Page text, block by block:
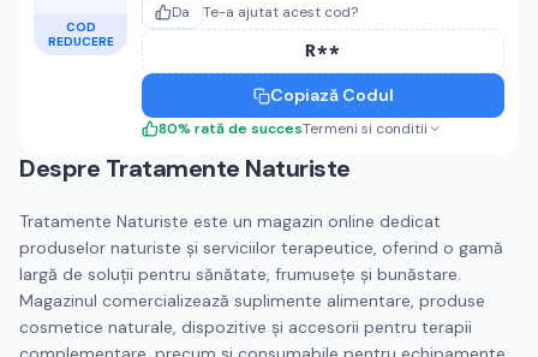
COD
REDUCERE
Da Te-a ajutat acest cod?
R**
Copiază Codul
80% rată de succesTermeni si conditii
Despre Tratamente Naturiste
Tratamente Naturiste este un magazin online dedicat
produselor naturiste și serviciilor terapeutice, oferind o gamă
largă de soluții pentru sănătate, frumusețe și bunăstare.
Magazinul comercializează suplimente alimentare, produse
cosmetice naturale, dispozitive și accesorii pentru terapii